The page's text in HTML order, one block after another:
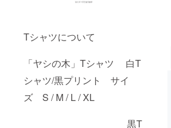
Tシャツについて
「ヤシの木」Tシャツ 白T
シャツ/黒プリント サイ
ズ S / M / L / XL
黒T